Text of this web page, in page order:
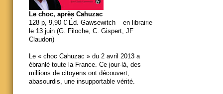
Le choc, après Cahuzac
128 p, 9,90 € Éd. Gawsewitch – en librairie
le 13 juin (G. Filoche, C. Gispert, JF
Claudon)
Le « choc Cahuzac » du 2 avril 2013 a
ébranlé toute la France. Ce jour-là, des
millions de citoyens ont découvert,
abasourdis, une insupportable vérité.